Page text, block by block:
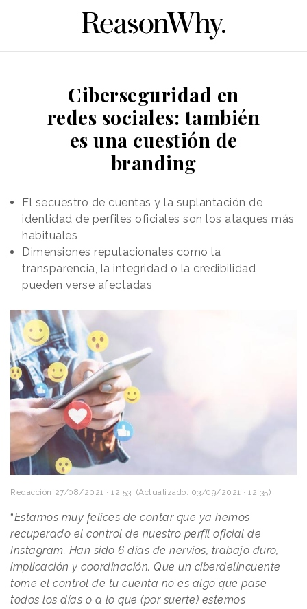
Ciberseguridad en
redes sociales: también
es una cuestión de
branding
El secuestro de cuentas y la suplantación de
identidad de perfiles oficiales son los ataques más
habituales
Dimensiones reputacionales como la
transparencia, la integridad o la credibilidad
pueden verse afectadas
Redacción 27/08/2021 · 12:53 (Actualizado: 03/09/2021 · 12:35)
“Estamos muy felices de contar que ya hemos
recuperado el control de nuestro perfil oficial de
Instagram. Han sido 6 días de nervios, trabajo duro,
implicación y coordinación. Que un ciberdelincuente
tome el control de tu cuenta no es algo que pase
todos los días o a lo que (por suerte) estemos